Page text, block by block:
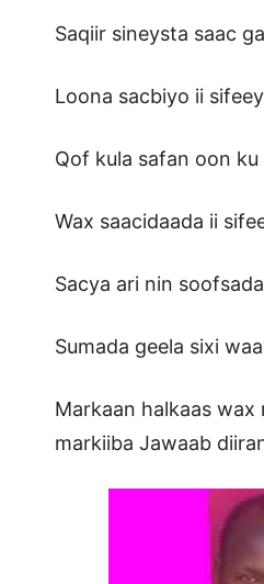
Saqiir sineysta saac
Loona sacbiyo ii
Qof kula safan oon ku
Wax saacidaada ii
Sacya ari nin
Sumada geela sixi
Markaan halkaas wax
markiiba Jawaab